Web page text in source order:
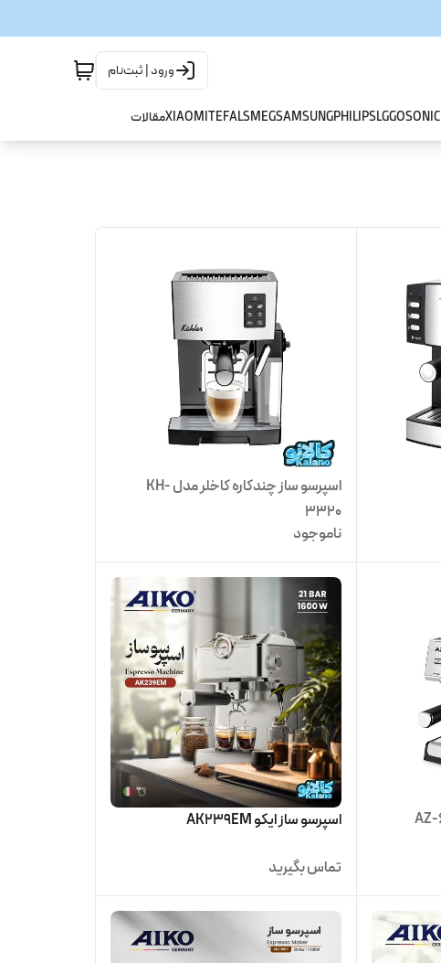
ورود | ثبت‌نام
GOSONIC
LG
PHILIPS
SAMSUNG
SMEG
TEFAL
XIAOMIمقالات
اسپرسو ساز چندکاره کاخلر مدل KH-
3320
ناموجود
اسپرسو ساز ایکو AK239EM
تماس بگیرید